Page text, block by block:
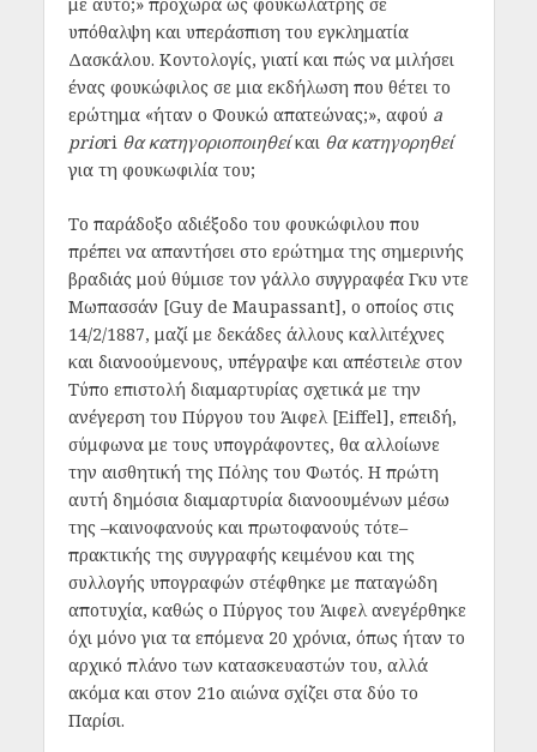
υπόθαλψη και υπεράσπιση του εγκληματία
Δασκάλου. Κοντολογίς, γιατί και πώς να μιλήσει
ένας φουκώφιλος σε μια εκδήλωση που θέτει το
ερώτημα «ήταν ο Φουκώ απατεώνας;», αφού a
priori θα κατηγοριοποιηθείκαι θα κατηγορηθεί
για τη φουκωφιλία του;
Το παράδοξο αδιέξοδο του φουκώφιλου που
πρέπει να απαντήσει στο ερώτημα της σημερινής
βραδιάς μού θύμισε τον γάλλο συγγραφέα Γκυ ντε
Μωπασσάν [Guy de Maupassant], ο οποίος στις
14/2/1887, μαζί με δεκάδες άλλους καλλιτέχνες
και διανοούμενους, υπέγραψε και απέστειλε στον
Τύπο επιστολή διαμαρτυρίας σχετικά με την
ανέγερση του Πύργου του Άιφελ [Eiffel], επειδή,
σύμφωνα με τους υπογράφοντες, θα αλλοίωνε
την αισθητική της Πόλης του Φωτός. Η πρώτη
αυτή δημόσια διαμαρτυρία διανοουμένων μέσω
της –καινοφανούς και πρωτοφανούς τότε–
πρακτικής της συγγραφής κειμένου και της
συλλογής υπογραφών στέφθηκε με παταγώδη
αποτυχία, καθώς ο Πύργος του Άιφελ ανεγέρθηκε
όχι μόνο για τα επόμενα 20 χρόνια, όπως ήταν το
αρχικό πλάνο των κατασκευαστών του, αλλά
ακόμα και στον 21ο αιώνα σχίζει στα δύο το
Παρίσι.